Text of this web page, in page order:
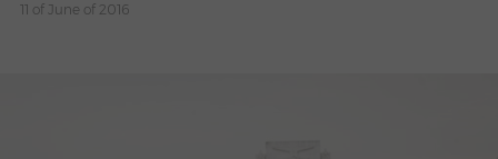
11 of June of 2016